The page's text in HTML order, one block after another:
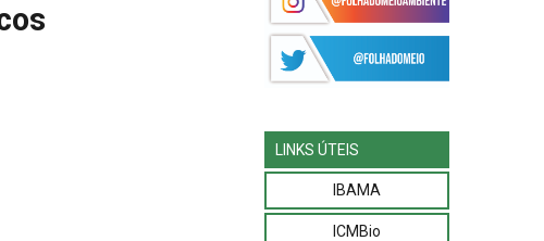
LINKS ÚTEIS
IBAMA
ICMBio